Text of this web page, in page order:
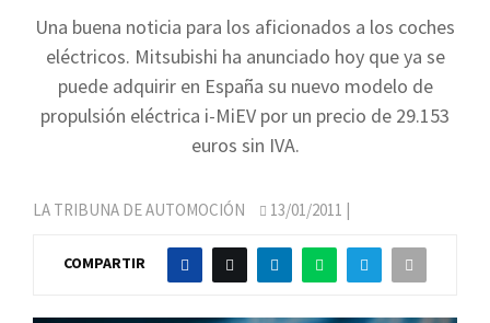
Una buena noticia para los aficionados a los coches
eléctricos. Mitsubishi ha anunciado hoy que ya se
puede adquirir en España su nuevo modelo de
propulsión eléctrica i-MiEV por un precio de 29.153
euros sin IVA.
LA TRIBUNA DE AUTOMOCIÓN 13/01/2011 |
COMPARTIR